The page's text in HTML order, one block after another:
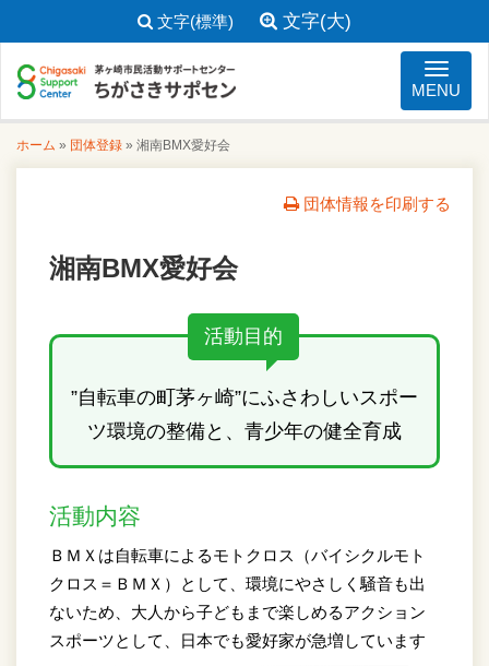
文字(標準) 文字(大)
ナビゲ
MENU
ホーム » 団体登録 » 湘南BMX愛好会
団体情報を印刷する
湘南BMX愛好会
活動目的
”自転車の町茅ヶ崎”にふさわしいスポー
ツ環境の整備と、青少年の健全育成
活動内容
ＢＭＸは自転車によるモトクロス（バイシクルモト
クロス＝ＢＭＸ）として、環境にやさしく騒音も出
ないため、大人から子どもまで楽しめるアクション
スポーツとして、日本でも愛好家が急増しています